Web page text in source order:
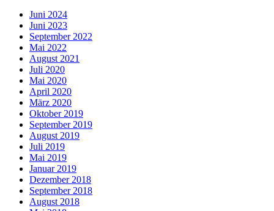
Juni 2024
Juni 2023
September 2022
Mai 2022
August 2021
Juli 2020
Mai 2020
April 2020
März 2020
Oktober 2019
September 2019
August 2019
Juli 2019
Mai 2019
Januar 2019
Dezember 2018
September 2018
August 2018